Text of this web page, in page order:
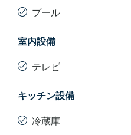
プール
室内設備
テレビ
キッチン設備
冷蔵庫